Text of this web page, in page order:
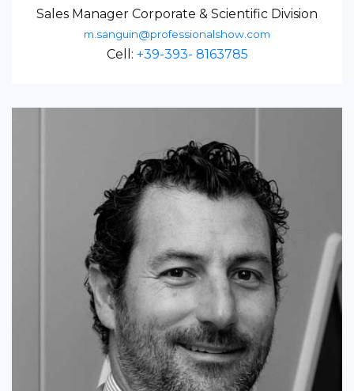
Sales Manager Corporate & Scientific Division
m.sanguin@professionalshow.com
Cell: +39-393- 8163785